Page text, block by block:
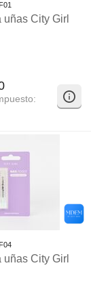
uñas City Girl
uñas City Girl